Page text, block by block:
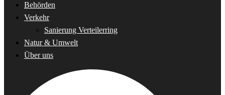
Behörden
Verkehr
Sanierung Verteilerring
Natur & Umwelt
Über uns